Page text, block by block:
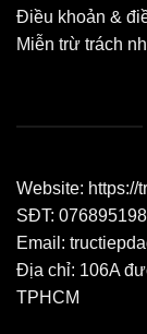
Điều khoản &
Miễn trừ trách
Website: https://
SĐT:
Email:
Địa chỉ: 106A
TPHCM